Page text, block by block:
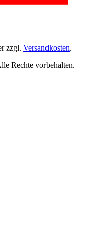
zzgl. Versandkosten.
Rechte vorbehalten.